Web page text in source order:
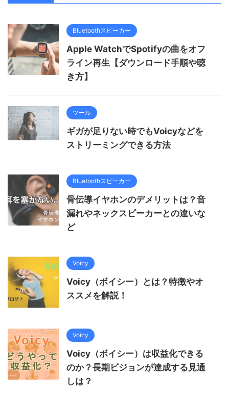
Bluetoothスピーカー
Apple WatchでSpotifyの曲をオフ
ライン再生【ダウンロード手順や聴
き方】
ツール
ギガが足りない時でもVoicyなどを
ストリーミングできる方法
Bluetoothスピーカー
骨伝導イヤホンのデメリットは？音
漏れやネックスピーカーとの違いな
ど
Voicy
Voicy（ボイシー）とは？特徴やオ
ススメを解説！
Voicy
Voicy（ボイシー）は収益化できる
のか？長期ビジョンが達成する見通
しは？